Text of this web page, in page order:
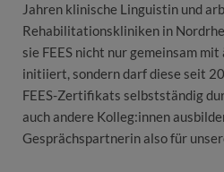
Jahren klinische Linguistin und
Rehabilitationskliniken in
sie FEES nicht nur gemeinsam
initiiert, sondern darf diese seit
FEES-Zertifikats selbstständig
auch andere Kolleg:innen
Gesprächspartnerin also für